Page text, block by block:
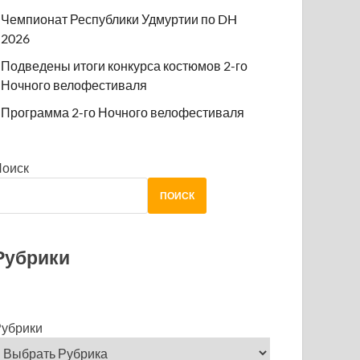
Чемпионат Республики Удмуртии по DH
2026
Подведены итоги конкурса костюмов 2-го
Ночного велофестиваля
Программа 2-го Ночного велофестиваля
ПОИСК